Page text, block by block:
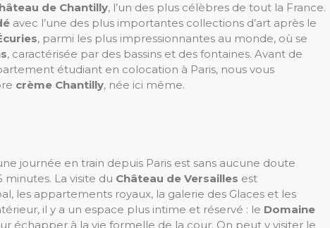
de Chantilly, l’un des plus célèbres de tout la France.
avec l’une des plus importantes collections d’art après le
, parmi les plus impressionnantes au monde, où se
, caractérisée par des bassins et des fontaines. Avant de
étudiant en colocation à Paris, nous vous
crème Chantilly, née ici même.
journée en train depuis Paris est sans aucune doute
La visite du Château de Versailles est
les appartements royaux, la galerie des Glaces et les
il y a un espace plus intime et réservé : le Domaine
échapper à la vie formelle de la cour. On peut y visiter le